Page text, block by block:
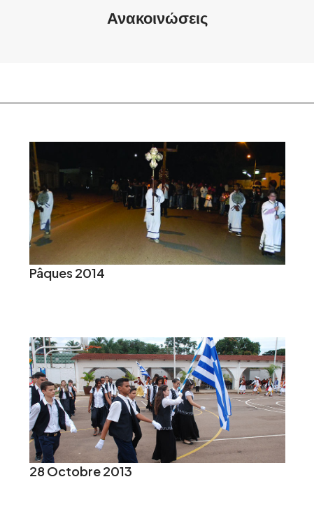
Ανακοινώσεις
Pâques 2014
28 Octobre 2013